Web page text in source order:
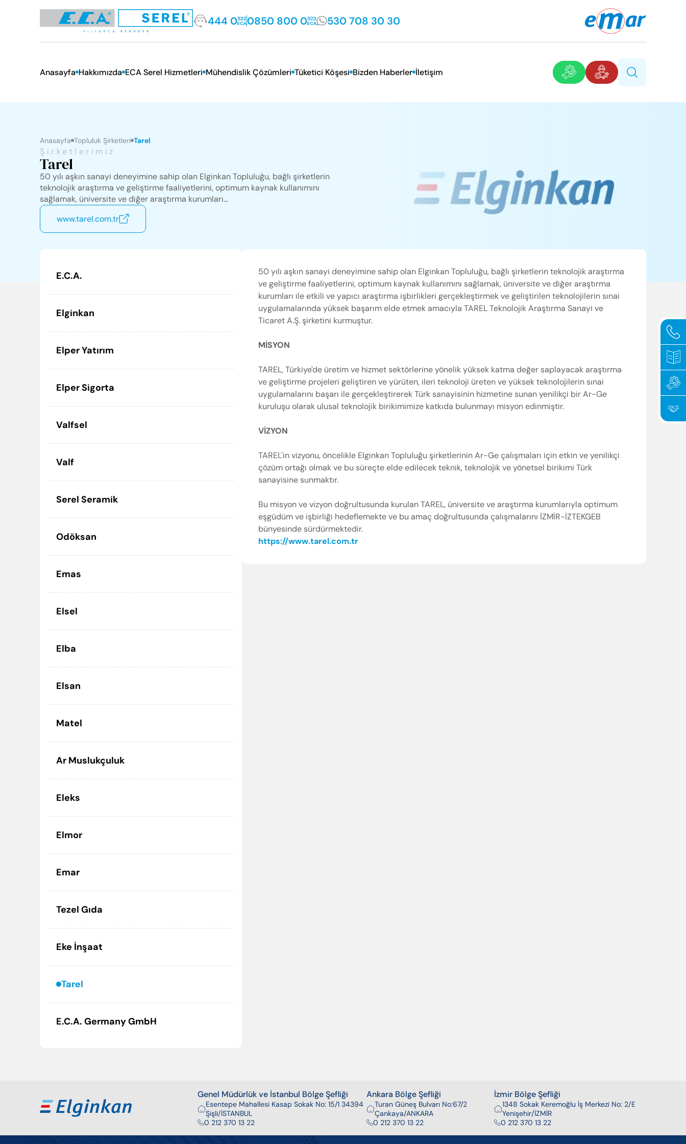
444 0 0850 800 0 530 708 30 30
Anasayfa Hakkımızda
Tarihçe
Misyon ve Vizyon
Temel Değerlerimiz
Sertifikalar
Elginkan
ECA Serel Hizmetleri Mühendislik Çözümleri Tüketici Köşesi
Satış Sonrası Hizmetler Yönetmeliği
Arıza Kodları
Enerji Tasarrufu İpuçları
Korsan Servis Uyarısı
Servis Talebi
Bizden Haberler İletişim
Anasayfa Topluluk Şirketleri Tarel
Şirketlerimiz
Tarel
50 yılı aşkın sanayi deneyimine sahip olan Elginkan Topluluğu, bağlı şirketlerin
teknolojik araştırma ve geliştirme faaliyetlerini, optimum kaynak kullanımını
sağlamak, üniversite ve diğer araştırma kurumları...
www.tarel.com.tr
E.C.A.
Elginkan
Elper Yatırım
Elper Sigorta
Valfsel
Valf
Serel Seramik
Odöksan
Emas
Elsel
Elba
Elsan
Matel
Ar Muslukçuluk
Eleks
Elmor
Emar
Tezel Gıda
Eke İnşaat
Tarel
E.C.A. Germany GmbH
50 yılı aşkın sanayi deneyimine sahip olan Elginkan Topluluğu, bağlı şirketlerin teknolojik araştırma
ve geliştirme faaliyetlerini, optimum kaynak kullanımını sağlamak, üniversite ve diğer araştırma
kurumları ile etkili ve yapıcı araştırma işbirlikleri gerçekleştirmek ve geliştirilen teknolojilerin sınai
uygulamalarında yüksek başarım elde etmek amacıyla TAREL Teknolojik Araştırma Sanayi ve
Ticaret A.Ş. şirketini kurmuştur.
MİSYON
TAREL, Türkiye'de üretim ve hizmet sektörlerine yönelik yüksek katma değer saplayacak araştırma
ve geliştirme projeleri geliştiren ve yürüten, ileri teknoloji üreten ve yüksek teknolojilerin sınai
uygulamalarını başarı ile gerçekleştirerek Türk sanayisinin hizmetine sunan yenilikçi bir Ar-Ge
kuruluşu olarak ulusal teknolojik birikimimize katkıda bulunmayı misyon edinmiştir.
VİZYON
TAREL'in vizyonu, öncelikle Elginkan Topluluğu şirketlerinin Ar-Ge çalışmaları için etkin ve yenilikçi
çözüm ortağı olmak ve bu süreçte elde edilecek teknik, teknolojik ve yönetsel birikimi Türk
sanayisine sunmaktır.
Bu misyon ve vizyon doğrultusunda kurulan TAREL, üniversite ve araştırma kurumlarıyla optimum
eşgüdüm ve işbirliği hedeflemekte ve bu amaç doğrultusunda çalışmalarını İZMİR-İZTEKGEB
bünyesinde sürdürmektedir.
https://www.tarel.com.tr
Genel Müdürlük ve İstanbul Bölge Şefliği
Esentepe Mahallesi Kasap Sokak No: 15/1 34394
Şişli/İSTANBUL
0 212 370 13 22
Ankara Bölge Şefliği
Turan Güneş Bulvarı No:67/2
Çankaya/ANKARA
0 212 370 13 22
İzmir Bölge Şefliği
1348 Sokak Keremoğlu İş Merkezi No: 2/E
Yenişehir/İZMİR
0 212 370 13 22